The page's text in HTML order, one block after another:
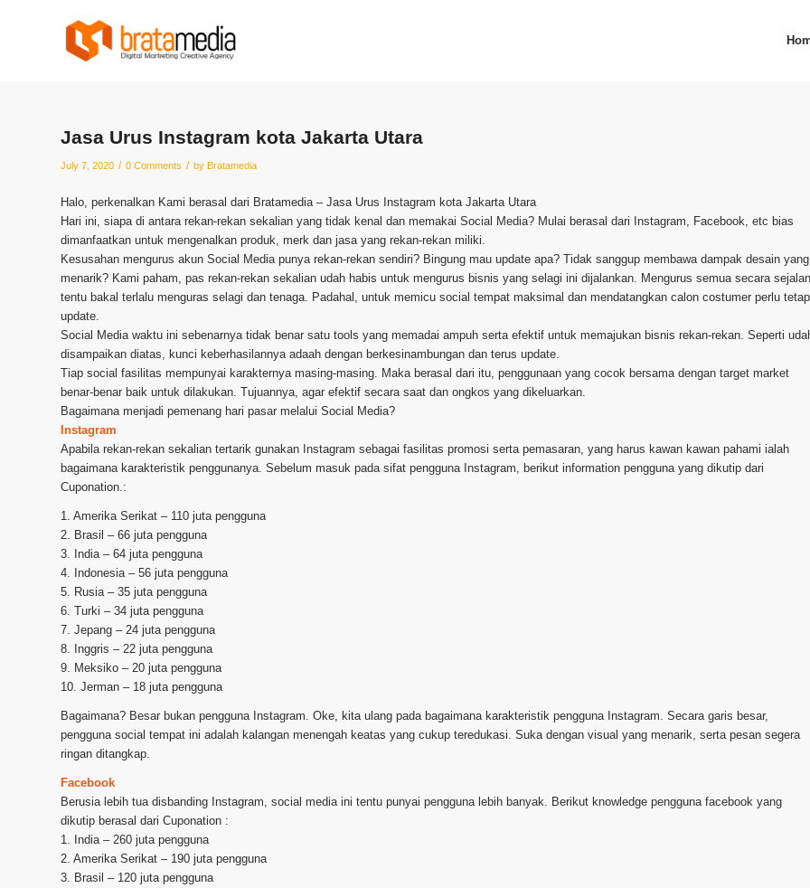
Jasa Urus Instagram kota Jakarta Utara
July 7, 2020 / 0 Comments / by Bratamedia
Halo, perkenalkan Kami berasal dari Bratamedia – Jasa Urus Instagram kota Jakarta Utara
Hari ini, siapa di antara rekan-rekan sekalian yang tidak kenal dan memakai Social Media? Mulai berasal dari Instagram, Facebook, etc bias
dimanfaatkan untuk mengenalkan produk, merk dan jasa yang rekan-rekan miliki.
Kesusahan mengurus akun Social Media punya rekan-rekan sendiri? Bingung mau update apa? Tidak sanggup membawa dampak desain yang
menarik? Kami paham, pas rekan-rekan sekalian udah habis untuk mengurus bisnis yang selagi ini dijalankan. Mengurus semua secara sejalan
tentu bakal terlalu menguras selagi dan tenaga. Padahal, untuk memicu social tempat maksimal dan mendatangkan calon costumer perlu tetap
update.
Social Media waktu ini sebenarnya tidak benar satu tools yang memadai ampuh serta efektif untuk memajukan bisnis rekan-rekan. Seperti
disampaikan diatas, kunci keberhasilannya adaah dengan berkesinambungan dan terus update.
Tiap social fasilitas mempunyai karakternya masing-masing. Maka berasal dari itu, penggunaan yang cocok bersama dengan target market
benar-benar baik untuk dilakukan. Tujuannya, agar efektif secara saat dan ongkos yang dikeluarkan.
Bagaimana menjadi pemenang hari pasar melalui Social Media?
Instagram
Apabila rekan-rekan sekalian tertarik gunakan Instagram sebagai fasilitas promosi serta pemasaran, yang harus kawan kawan pahami ialah
bagaimana karakteristik penggunanya. Sebelum masuk pada sifat pengguna Instagram, berikut information pengguna yang dikutip dari
Cuponation.:
1. Amerika Serikat – 110 juta pengguna
2. Brasil – 66 juta pengguna
3. India – 64 juta pengguna
4. Indonesia – 56 juta pengguna
5. Rusia – 35 juta pengguna
6. Turki – 34 juta pengguna
7. Jepang – 24 juta pengguna
8. Inggris – 22 juta pengguna
9. Meksiko – 20 juta pengguna
10. Jerman – 18 juta pengguna
Bagaimana? Besar bukan pengguna Instagram. Oke, kita ulang pada bagaimana karakteristik pengguna Instagram. Secara garis besar,
pengguna social tempat ini adalah kalangan menengah keatas yang cukup teredukasi. Suka dengan visual yang menarik, serta pesan segera
ringan ditangkap.
Facebook
Berusia lebih tua disbanding Instagram, social media ini tentu punyai pengguna lebih banyak. Berikut knowledge pengguna facebook yang
dikutip berasal dari Cuponation :
1. India – 260 juta pengguna
2. Amerika Serikat – 190 juta pengguna
3. Brasil – 120 juta pengguna